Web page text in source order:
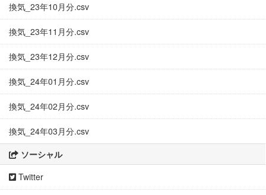
換気_23年10月分.csv
換気_23年11月分.csv
換気_23年12月分.csv
換気_24年01月分.csv
換気_24年02月分.csv
換気_24年03月分.csv
ソーシャル
Twitter